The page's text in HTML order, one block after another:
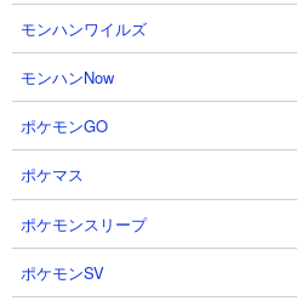
【攻略概要】
「ポンカメ」さんの攻略動画です。
ンボの無課金速攻攻略で、編成は
ッシュ、ゼリーまんじゅう、ニャト
います。ステージ開始直後からムー
こを自城を縦にしながら処理。そ
の懐までムートがたどり着けるので
や攻撃補助のゼリーを生産して集
でミーニャとムートの相打ちに持ち
モンハンワイルズ
モンハンNow
ポケモンGO
ポケマス
ポケモンスリープ
ポケモンSV